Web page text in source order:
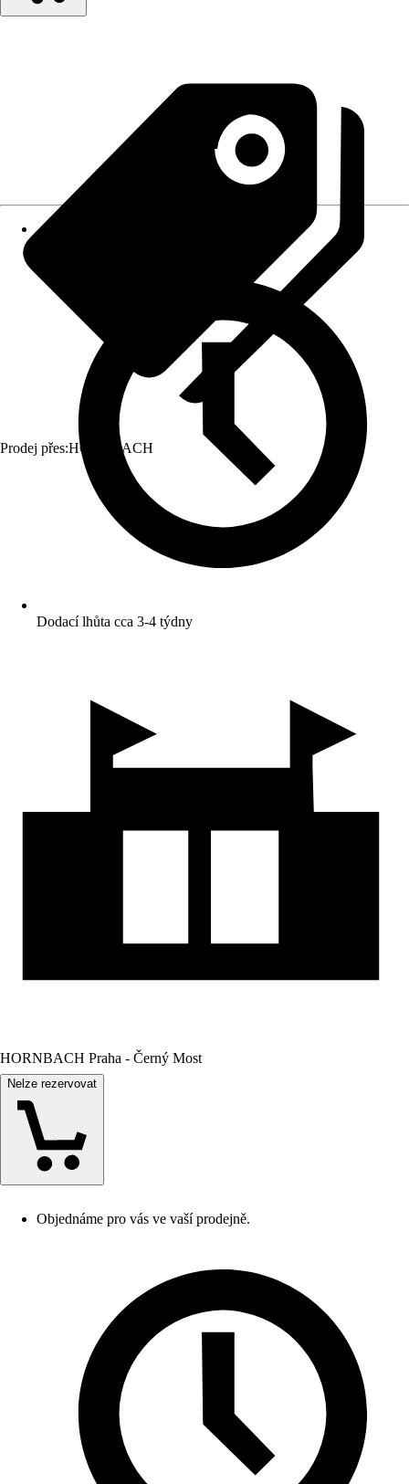
Prodej přes:HORNBACH
Dodací lhůta cca 3-4 týdny
HORNBACH Praha - Černý Most
Nelze rezervovat
Objednáme pro vás ve vaší prodejně.